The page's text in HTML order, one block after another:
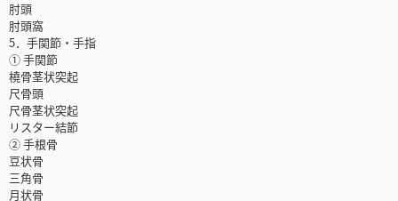
肘頭
肘頭窩
5．手関節・手指
① 手関節
橈骨茎状突起
尺骨頭
尺骨茎状突起
リスター結節
② 手根骨
豆状骨
三角骨
月状骨